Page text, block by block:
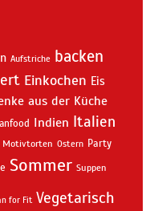
Aufstriche backen
Einkochen Eis
aus der Küche
Indien Italien
Motivtorten Ostern Party
Sommer Suppen
for Fit Vegetarisch